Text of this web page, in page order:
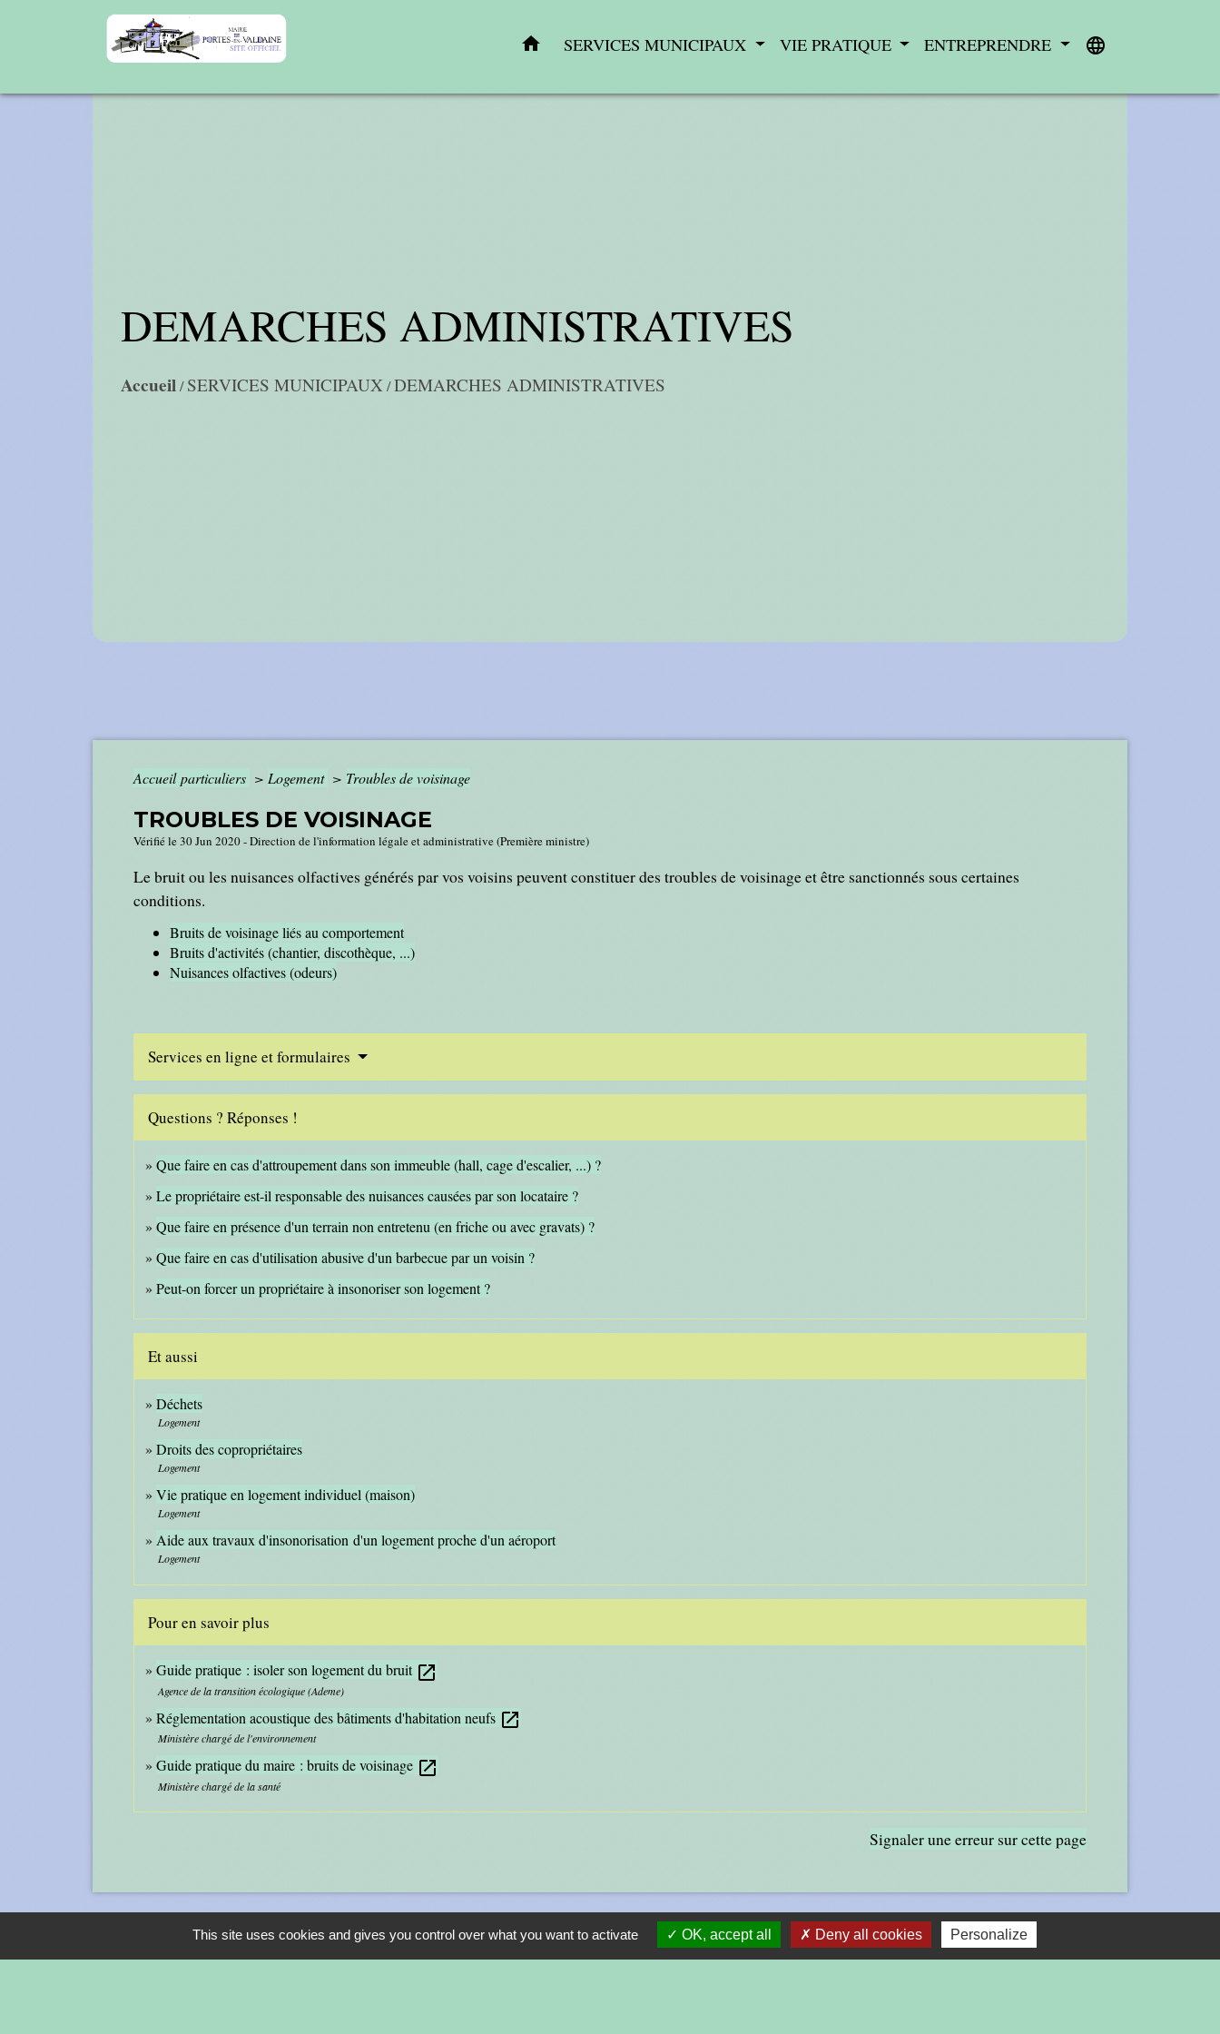
home SERVICES MUNICIPAUX VIE PRATIQUE ENTREPRENDRE language
DEMARCHES ADMINISTRATIVES
Accueil/SERVICES MUNICIPAUX/DEMARCHES ADMINISTRATIVES
Accueil particuliers > Logement > Troubles de voisinage
TROUBLES DE VOISINAGE
Vérifié le 30 Jun 2020 - Direction de l'information légale et administrative (Première ministre)
Le bruit ou les nuisances olfactives générés par vos voisins peuvent constituer des troubles de voisinage et être sanctionnés sous certaines
conditions.
Bruits de voisinage liés au comportement
Bruits d'activités (chantier, discothèque, ...)
Nuisances olfactives (odeurs)
Services en ligne et formulaires
Questions ? Réponses !
Que faire en cas d'attroupement dans son immeuble (hall, cage d'escalier, ...) ?
Le propriétaire est-il responsable des nuisances causées par son locataire ?
Que faire en présence d'un terrain non entretenu (en friche ou avec gravats) ?
Que faire en cas d'utilisation abusive d'un barbecue par un voisin ?
Peut-on forcer un propriétaire à insonoriser son logement ?
Et aussi
Déchets
Logement
Droits des copropriétaires
Logement
Vie pratique en logement individuel (maison)
Logement
Aide aux travaux d'insonorisation d'un logement proche d'un aéroport
Logement
Pour en savoir plus
Guide pratique : isoler son logement du bruit open_in_new
Agence de la transition écologique (Ademe)
Réglementation acoustique des bâtiments d'habitation neufs open_in_new
Ministère chargé de l'environnement
Guide pratique du maire : bruits de voisinage open_in_new
Ministère chargé de la santé
Signaler une erreur sur cette page
This site uses cookies and gives you control over what you want to activate OK, accept all Deny all cookies Personalize